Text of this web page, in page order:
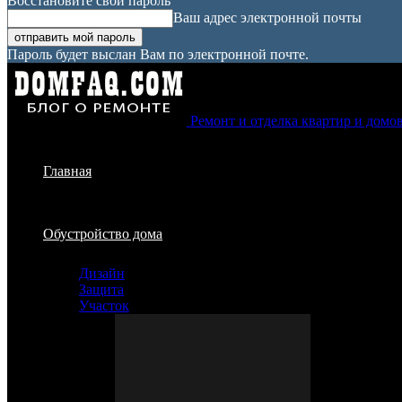
Ваш адрес электронной почты
Пароль будет выслан Вам по электронной почте.
Ремонт и отделка квартир и
Главная
Обустройство дома
Дизайн
Защита
Участок